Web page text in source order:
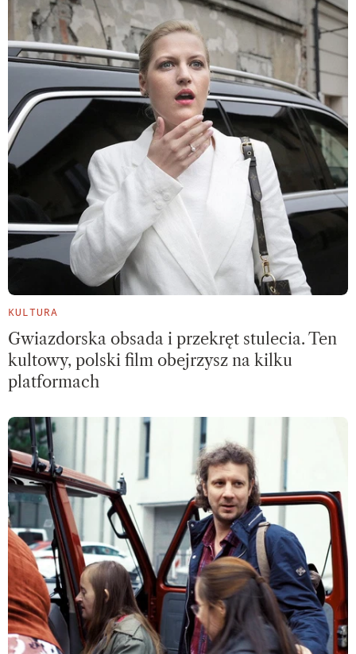
KULTURA
Gwiazdorska obsada i przekręt stulecia. Ten
kultowy, polski film obejrzysz na kilku
platformach